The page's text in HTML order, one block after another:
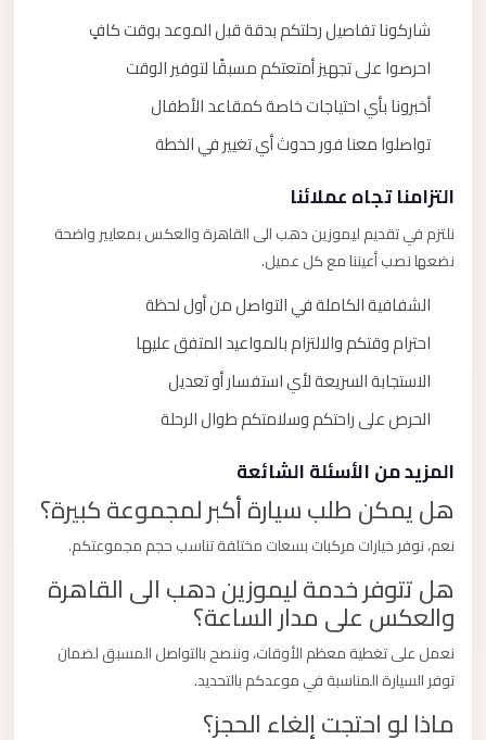
شاركونا تفاصيل رحلتكم بدقة قبل الموعد بوقت كافٍ
احرصوا على تجهيز أمتعتكم مسبقًا لتوفير الوقت
أخبرونا بأي احتياجات خاصة كمقاعد الأطفال
تواصلوا معنا فور حدوث أي تغيير في الخطة
التزامنا تجاه عملائنا
نلتزم في تقديم ليموزين دهب الى القاهرة والعكس بمعايير واضحة
نضعها نصب أعيننا مع كل عميل.
الشفافية الكاملة في التواصل من أول لحظة
احترام وقتكم والالتزام بالمواعيد المتفق عليها
الاستجابة السريعة لأي استفسار أو تعديل
الحرص على راحتكم وسلامتكم طوال الرحلة
المزيد من الأسئلة الشائعة
هل يمكن طلب سيارة أكبر لمجموعة كبيرة؟
نعم، نوفر خيارات مركبات بسعات مختلفة تناسب حجم مجموعتكم.
هل تتوفر خدمة ليموزين دهب الى القاهرة
والعكس على مدار الساعة؟
نعمل على تغطية معظم الأوقات، وننصح بالتواصل المسبق لضمان
توفر السيارة المناسبة في موعدكم بالتحديد.
ماذا لو احتجت إلغاء الحجز؟